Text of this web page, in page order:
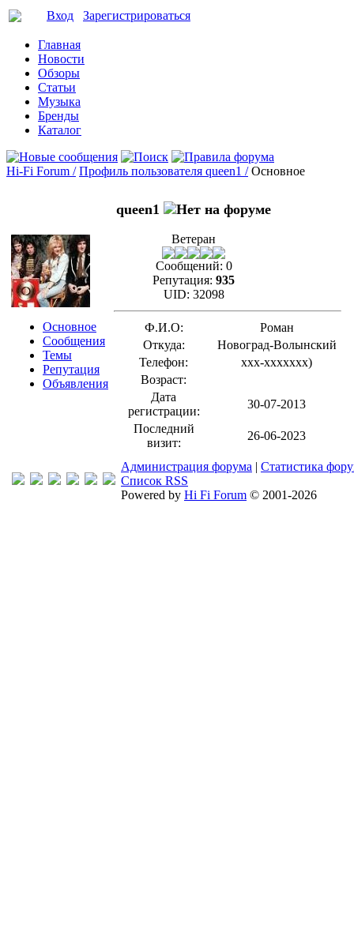
Вход Зарегистрироваться
Главная
Новости
Обзоры
Статьи
Музыка
Бренды
Каталог
Hi-Fi Forum / Профиль пользователя queen1 / Основное
Основное
Сообщения
Темы
Репутация
Объявления
queen1
Ветеран
Сообщений: 0
Репутация: 935
UID: 32098
Ф.И.О:
Роман
Откуда:
Новоград-Волынский
Телефон:
xxx-xxxxxxx)
Возраст:
Дата
регистрации:
30-07-2013
Последний
визит:
26-06-2023
Администрация форума | Статистика
Список RSS
Powered by Hi Fi Forum © 2001-2026